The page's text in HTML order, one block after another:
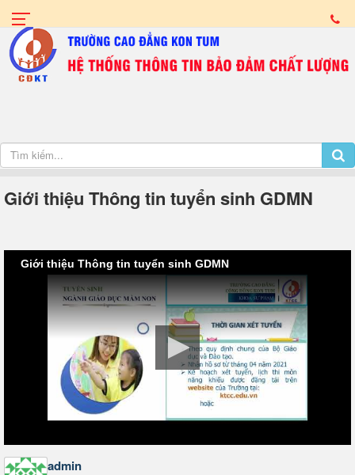
Giới thiệu Thông tin tuyển sinh GDMN
Giới thiệu Thông tin tuyển sinh GDMN
admin